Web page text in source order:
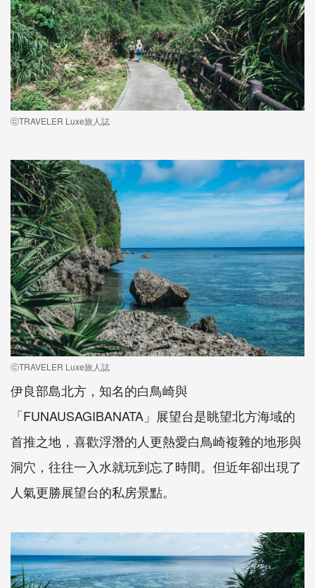
ⓒTRAVELER Luxe旅人誌
ⓒTRAVELER Luxe旅人誌
伊良部島北方，知名的白鳥崎與
「FUNAUSAGIBANATA」展望台是眺望北方海域的
首推之地，喜歡浮潛的人更熱愛白鳥崎複雜的地形與
洞穴，往往一入水就玩到忘了時間。但近年卻出現了
人氣更勝展望台的私房景點。